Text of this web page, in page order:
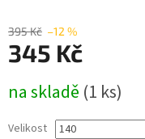
395 Kč –12 %
345 Kč
cena:
na skladě (1 ks)
Velikost